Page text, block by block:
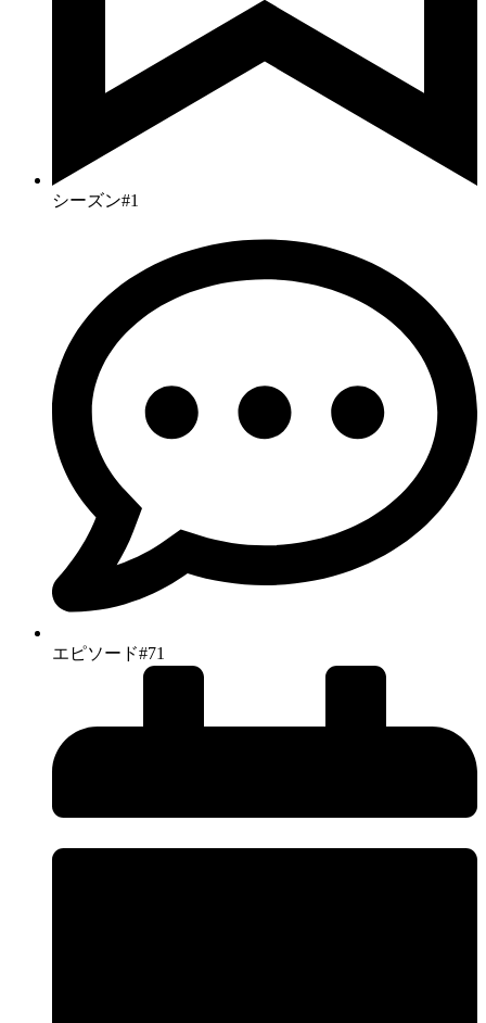
シーズン#1
エピソード#71